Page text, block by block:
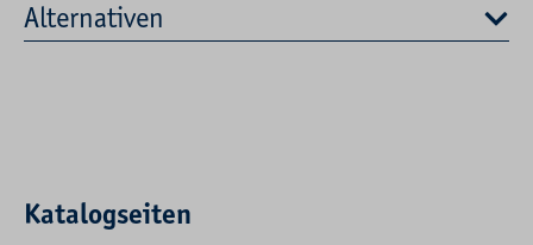
Alternativen
Katalogseiten